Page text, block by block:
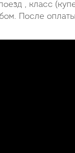
, класс
После